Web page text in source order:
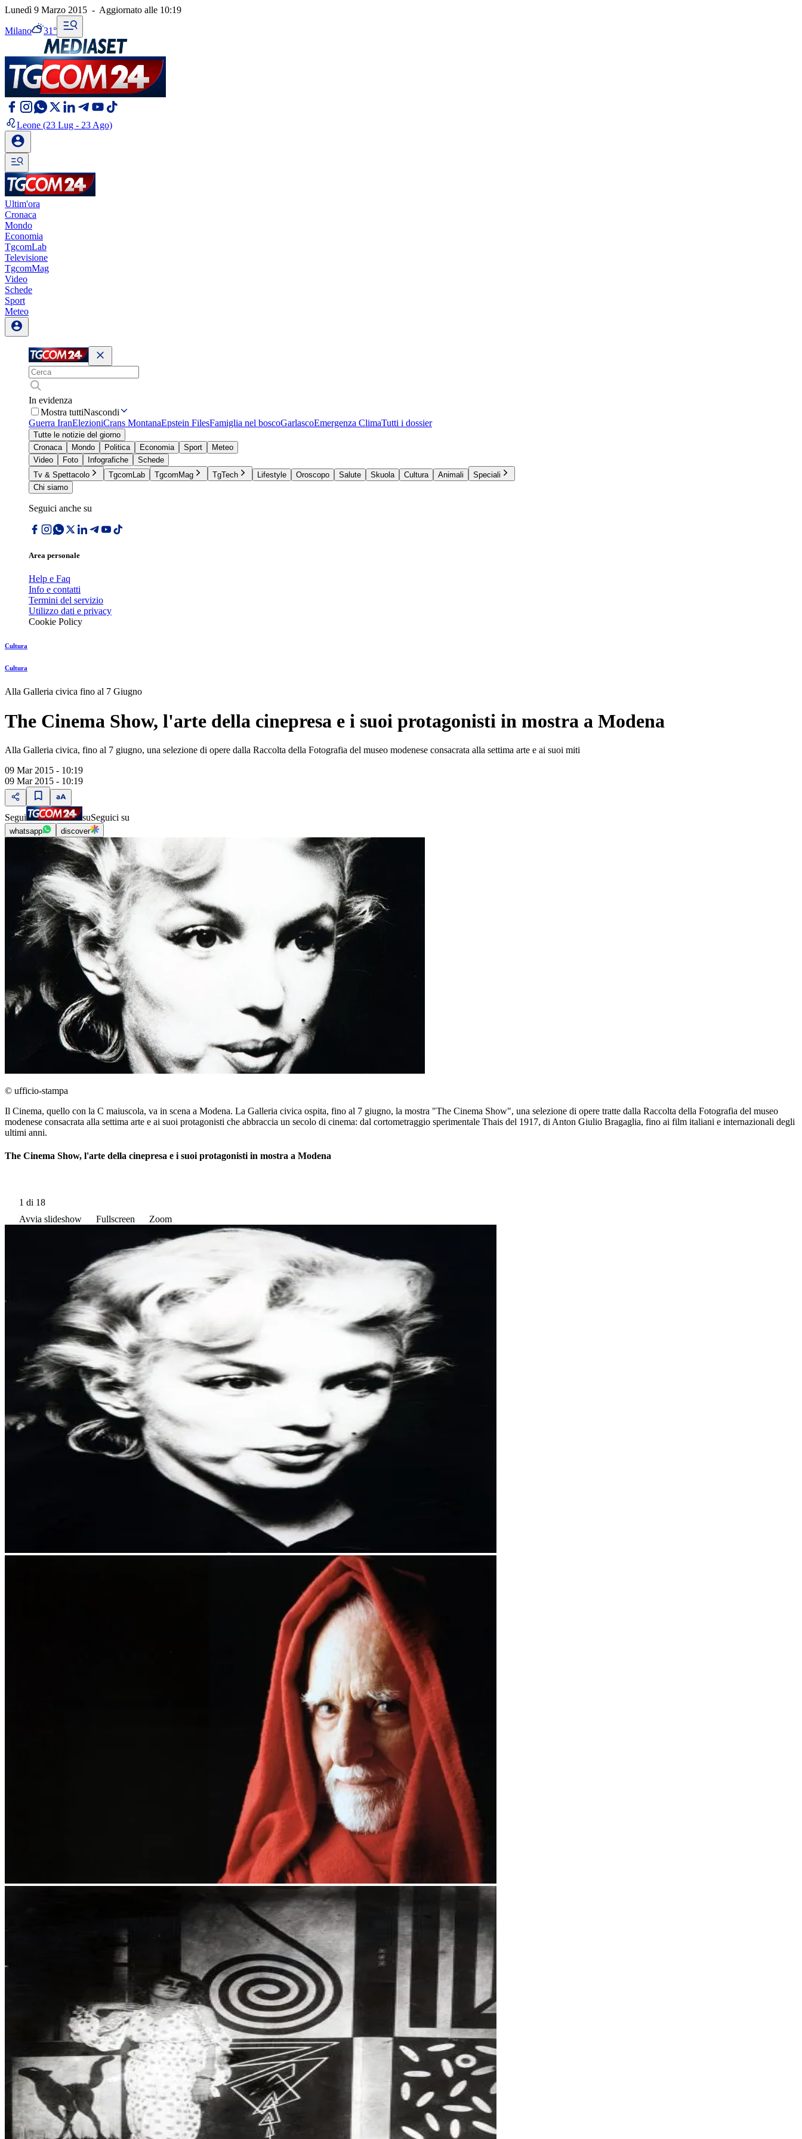
Lunedì 9 Marzo 2015 - Aggiornato alle 10:19
Milano 31°
Leone (23 Lug - 23 Ago)
Ultim'ora
Cronaca
Mondo
Economia
TgcomLab
Televisione
TgcomMag
Video
Schede
Sport
Meteo
In evidenza
Mostra tuttiNascondi
Guerra IranElezioniCrans MontanaEpstein FilesFamiglia nel boscoGarlascoEmergenza ClimaTutti i dossier
Tutte le notizie del giorno
Cronaca
Mondo Politica Economia Sport
Meteo
Video
Foto Infografiche
Schede
Tv & Spettacolo
TgcomLab TgcomMag TgTech Lifestyle Oroscopo Salute Skuola Cultura Animali
Speciali
Chi siamo
Seguici anche su
Area personale
Help e Faq
Info e contatti
Termini del servizio
Utilizzo dati e privacy
Cookie Policy
Cultura
Cultura
Alla Galleria civica fino al 7 Giugno
The Cinema Show, l'arte della cinepresa e i suoi protagonisti in mostra a Modena
Alla Galleria civica, fino al 7 giugno, una selezione di opere dalla Raccolta della Fotografia del museo modenese consacrata alla settima arte e ai suoi miti
09 Mar 2015 - 10:19
09 Mar 2015 - 10:19
Segui suSeguici su
whatsapp discover
© ufficio-stampa
Il Cinema, quello con la C maiuscola, va in scena a Modena. La Galleria civica ospita, fino al 7 giugno, la mostra "The Cinema Show", una selezione di opere tratte dalla Raccolta della Fotografia del museo
modenese consacrata alla settima arte e ai suoi protagonisti che abbraccia un secolo di cinema: dal cortometraggio sperimentale Thais del 1917, di Anton Giulio Bragaglia, fino ai film italiani e internazionali degli
ultimi anni.
The Cinema Show, l'arte della cinepresa e i suoi protagonisti in mostra a Modena
1 di 18
Avvia slideshow
Fullscreen Zoom